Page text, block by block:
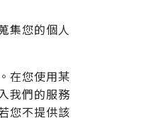
集您的個人
在您使用某
我們的服務
您不提供該